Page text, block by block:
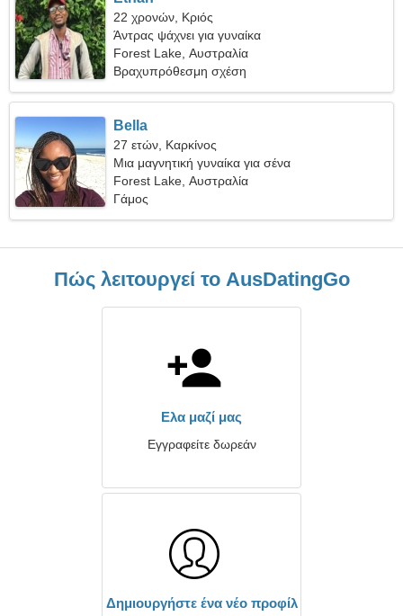
22 χρονών, Κριός
Άντρας ψάχνει για γυναίκα
Forest Lake, Αυστραλία
Βραχυπρόθεσμη σχέση
Bella
27 ετών, Καρκίνος
Μια μαγνητική γυναίκα για σένα
Forest Lake, Αυστραλία
Γάμος
Πώς λειτουργεί το AusDatingGo
Ελα μαζί μας
Εγγραφείτε δωρεάν
Δημιουργήστε ένα νέο προφίλ